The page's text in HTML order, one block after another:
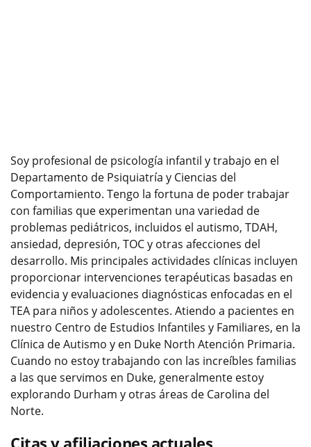
Soy profesional de psicología infantil y trabajo en el
Departamento de Psiquiatría y Ciencias del
Comportamiento. Tengo la fortuna de poder trabajar
con familias que experimentan una variedad de
problemas pediátricos, incluidos el autismo, TDAH,
ansiedad, depresión, TOC y otras afecciones del
desarrollo. Mis principales actividades clínicas incluyen
proporcionar intervenciones terapéuticas basadas en
evidencia y evaluaciones diagnósticas enfocadas en el
TEA para niños y adolescentes. Atiendo a pacientes en
nuestro Centro de Estudios Infantiles y Familiares, en la
Clínica de Autismo y en Duke North Atención Primaria.
Cuando no estoy trabajando con las increíbles familias
a las que servimos en Duke, generalmente estoy
explorando Durham y otras áreas de Carolina del
Norte.
Citas y afiliaciones actuales